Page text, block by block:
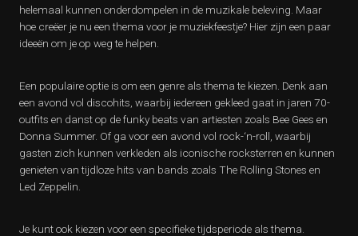
helemaal kunnen onderdompelen in de muzikale beleving. Maar
hoe creëer je nu een thema voor je muziekfeestje? Hier zijn een paar
ideeën om je op weg te helpen.
Een populaire optie is om een genre als thema te kiezen. Denk aan
een avond vol discohits, waarbij iedereen gekleed gaat in jaren 70-
outfits en danst op de funky beats van artiesten zoals Bee Gees en
Donna Summer. Of ga voor een avond vol rock-‘n-roll, waarbij
gasten zich kunnen verkleden als iconische rocksterren en kunnen
genieten van tijdloze hits van bands zoals The Rolling Stones en
Led Zeppelin.
Je kunt ook kiezen voor een specifieke tijdsperiode als thema.